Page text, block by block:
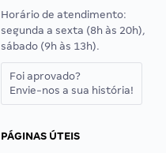
Horário de atendimento:
segunda a sexta (8h às 20h),
sábado (9h às 13h).
Foi aprovado?
Envie-nos a sua história!
PÁGINAS ÚTEIS